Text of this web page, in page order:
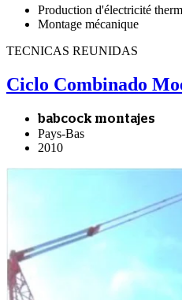
Production d'électricité
Montage mécanique
TECNICAS REUNIDAS
Ciclo Combinado
babcock montajes
Pays-Bas
2010